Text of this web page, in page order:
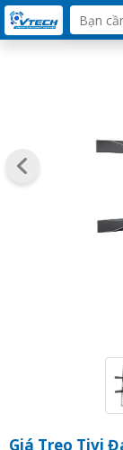
Giá Treo Tivi